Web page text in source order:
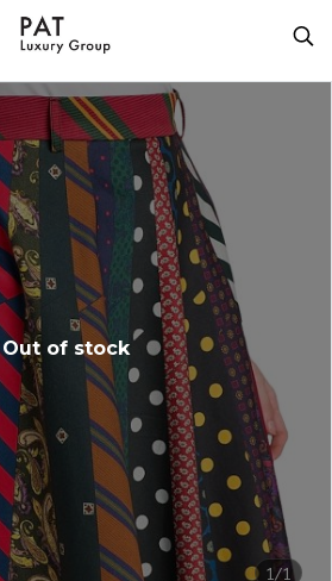
1/1
Out of stock